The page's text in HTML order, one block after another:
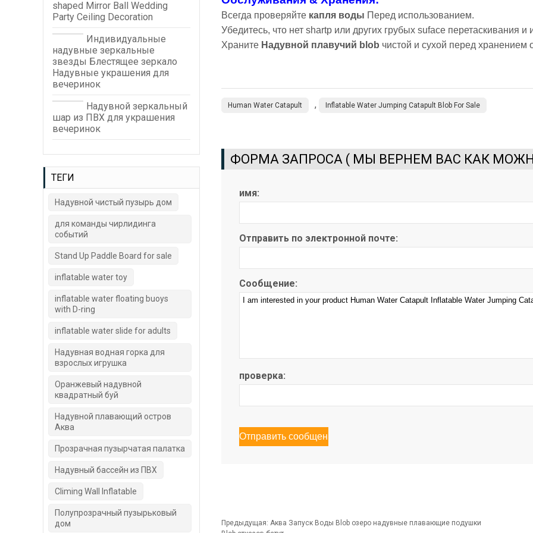
Всегда проверяйте капля воды Перед использованием.
Убедитесь, что нет shartp или других грубых suface перетаскивания
Храните Надувной плавучий blob чистой и сухой перед хранением
Human Water Catapult , Inflatable Water Jumping Catapult Blob For Sale
ФОРМА ЗАПРОСА ( МЫ ВЕРНЕМ ВАС КАК
имя:
Отправить по электронной почте:
Сообщение:
проверка:
Предыдущая: Аква Запуск Воды Blob озеро надувные плавающие подушки
shaped Mirror Ball Wedding
Party Ceiling Decoration
Индивидуальные
надувные зеркальные
звезды Блестящее зеркало
Надувные украшения для
вечеринок
Надувной зеркальный
шар из ПВХ для украшения
вечеринок
ТЕГИ
Надувной чистый пузырь дом
для команды чирлидинга
событий
Stand Up Paddle Board for sale
inflatable water toy
inflatable water floating buoys
with D-ring
inflatable water slide for adults
Надувная водная горка для
взрослых игрушка
Оранжевый надувной
квадратный буй
Надувной плавающий остров
Аква
Прозрачная пузырчатая палатка
Надувный бассейн из ПВХ
Climing Wall Inflatable
Полупрозрачный пузырьковый
дом